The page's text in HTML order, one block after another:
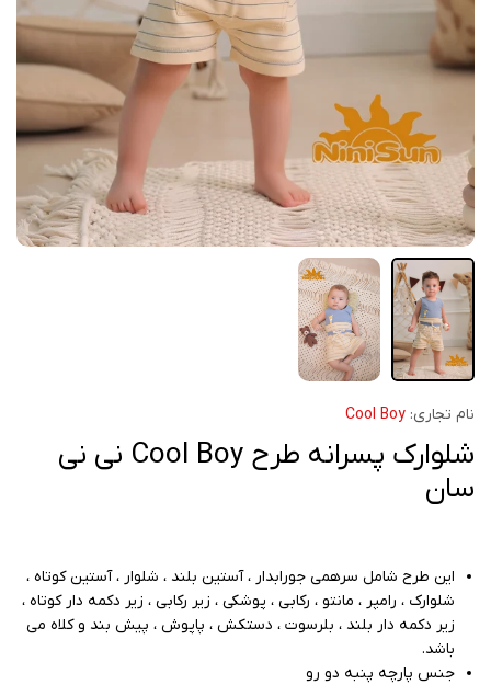
نام تجاری: Cool Boy
شلوارک پسرانه طرح Cool Boy نی نی
سان
این طرح شامل سرهمی جورابدار ، آستین بلند ، شلوار ، آستین کوتاه ،
شلوارک ، رامپر ، مانتو ، رکابی ، پوشکی ، زیر رکابی ، زیر دکمه دار کوتاه ،
زیر دکمه دار بلند ، بلرسوت ، دستکش ، پاپوش ، پیش بند و کلاه می
باشد.
جنس پارچه پنبه دو رو